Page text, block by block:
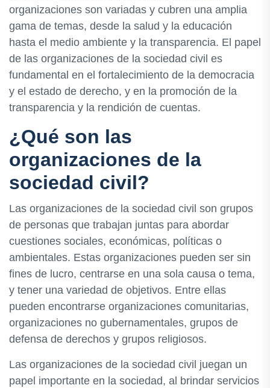
organizaciones son variadas y cubren una amplia
gama de temas, desde la salud y la educación
hasta el medio ambiente y la transparencia. El papel
de las organizaciones de la sociedad civil es
fundamental en el fortalecimiento de la democracia
y el estado de derecho, y en la promoción de la
transparencia y la rendición de cuentas.
¿Qué son las
organizaciones de la
sociedad civil?
Las organizaciones de la sociedad civil son grupos
de personas que trabajan juntas para abordar
cuestiones sociales, económicas, políticas o
ambientales. Estas organizaciones pueden ser sin
fines de lucro, centrarse en una sola causa o tema,
y tener una variedad de objetivos. Entre ellas
pueden encontrarse organizaciones comunitarias,
organizaciones no gubernamentales, grupos de
defensa de derechos y grupos religiosos.
Las organizaciones de la sociedad civil juegan un
papel importante en la sociedad, al brindar servicios